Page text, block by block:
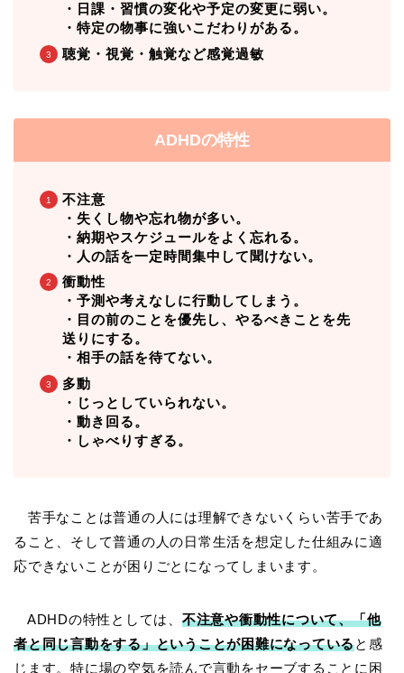
・日課・習慣の変化や予定の変更に弱い。
・特定の物事に強いこだわりがある。
聴覚・視覚・触覚など感覚過敏
ADHDの特性
不注意
・失くし物や忘れ物が多い。
・納期やスケジュールをよく忘れる。
・人の話を一定時間集中して聞けない。
衝動性
・予測や考えなしに行動してしまう。
・目の前のことを優先し、やるべきことを先
送りにする。
・相手の話を待てない。
多動
・じっとしていられない。
・動き回る。
・しゃべりすぎる。
苦手なことは普通の人には理解できないくらい苦手であ
ること、そして普通の人の日常生活を想定した仕組みに適
応できないことが困りごとになってしまいます。
ADHDの特性としては、 不注意や衝動性について、「他
者と同じ言動をする」ということが困難になっていると感
じます。特に場の空気を読んで言動をセーブすることに困